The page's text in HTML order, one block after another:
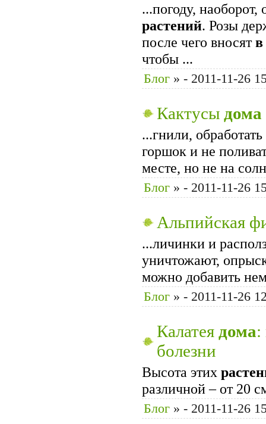
...погоду, наоборот,
растений. Розы
после чего вносятв
чтобы ...
Блог » - 2011-11-26
Кактусы дома
...гнили,
горшок и не
месте, но не на
Блог » - 2011-11-26
Альпийская
...личинки и
уничтожают,
можно добавить
Блог » - 2011-11-26
Калатея дома:
болезни
Высота этих
различной – от
Блог » - 2011-11-26